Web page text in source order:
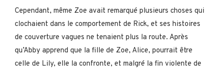
Cependant, même Zoe avait remarqué plusieurs choses qui
clochaient dans le comportement de Rick, et ses histoires
de couverture vagues ne tenaient plus la route. Après
qu’Abby apprend que la fille de Zoe, Alice, pourrait être
celle de Lily, elle la confronte, et malgré la fin violente de